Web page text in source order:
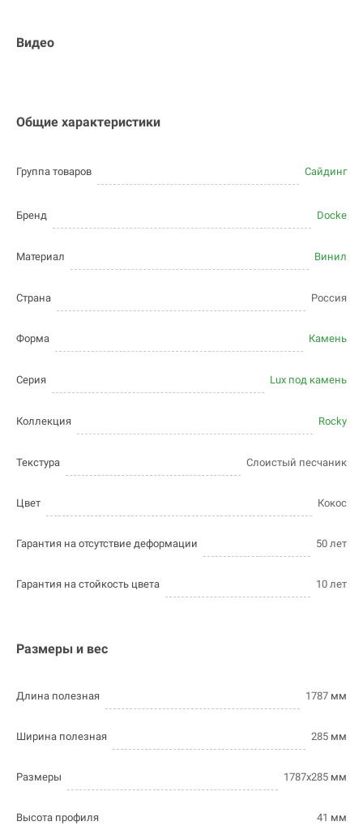
Видео
Общие характеристики
Группа товаров Сайдинг
Бренд Docke
Материал Винил
Страна Россия
Форма Камень
Серия Lux под камень
Коллекция Rocky
Текстура Слоистый песчаник
Цвет Кокос
Гарантия на отсутствие деформации 50 лет
Гарантия на стойкость цвета 10 лет
Размеры и вес
Длина полезная 1787 мм
Ширина полезная 285 мм
Размеры 1787х285 мм
Высота профиля 41 мм